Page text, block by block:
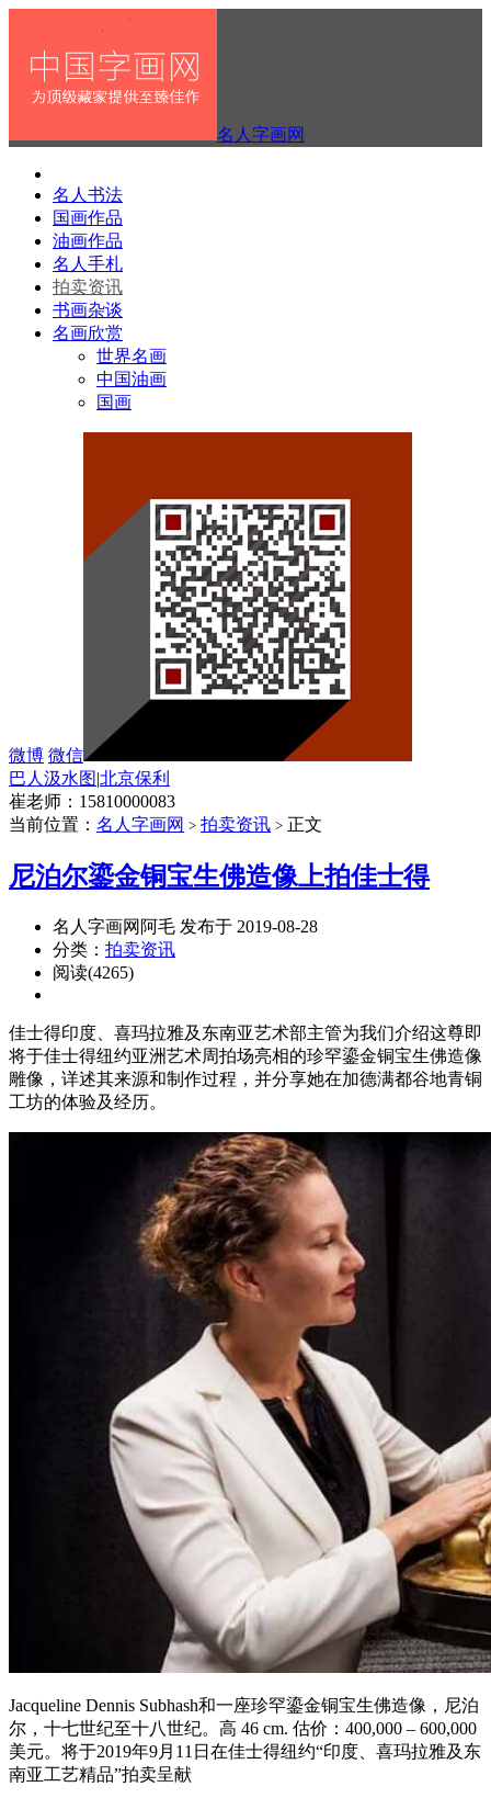
名人字画网
名人书法
国画作品
油画作品
名人手札
拍卖资讯
书画杂谈
名画欣赏
世界名画
中国油画
国画
微博 微信
巴人汲水图|北京保利
崔老师：15810000083
当前位置： 名人字画网 > 拍卖资讯 > 正文
尼泊尔鎏金铜宝生佛造像上拍佳士得
名人字画网阿毛 发布于 2019-08-28
分类： 拍卖资讯
阅读(4265)
佳士得印度、喜玛拉雅及东南亚艺术部主管为我们介绍这尊即
将于佳士得纽约亚洲艺术周拍场亮相的珍罕鎏金铜宝生佛造像
雕像，详述其来源和制作过程，并分享她在加德满都谷地青铜
工坊的体验及经历。
Jacqueline Dennis Subhash和一座珍罕鎏金铜宝生佛造像，尼泊
尔，十七世纪至十八世纪。高 46 cm. 估价：400,000 – 600,000
美元。将于2019年9月11日在佳士得纽约“印度、喜玛拉雅及东
南亚工艺精品”拍卖呈献